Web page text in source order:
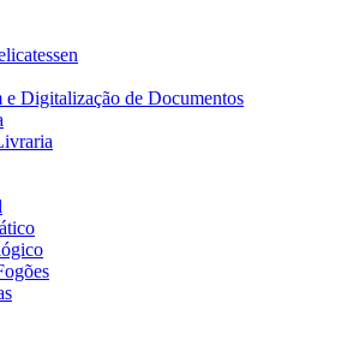
e Digitalização de Documentos